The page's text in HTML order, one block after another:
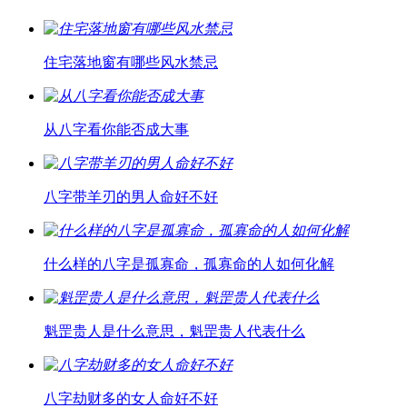
住宅落地窗有哪些风水禁忌
从八字看你能否成大事
八字带羊刃的男人命好不好
什么样的八字是孤寡命，孤寡命的人如何化解
魁罡贵人是什么意思，魁罡贵人代表什么
八字劫财多的女人命好不好